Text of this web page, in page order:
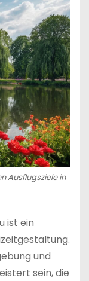
Ausflugsziele in
ist ein
und
sein, die